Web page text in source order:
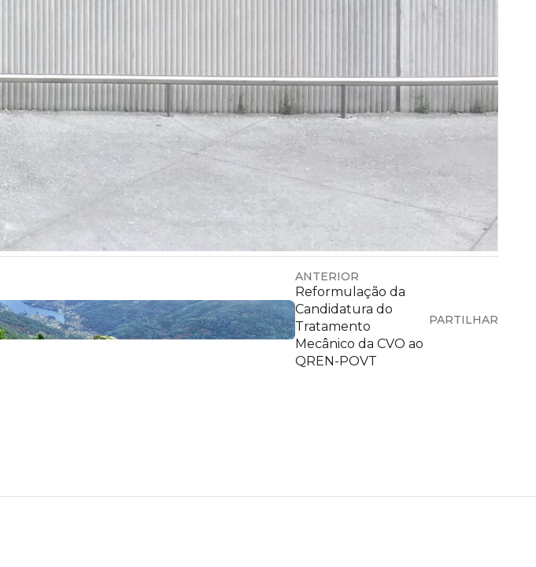
ANTERIOR
Reformulação da
Candidatura do
Tratamento
Mecânico da CVO ao
QREN-POVT
PARTILHAR